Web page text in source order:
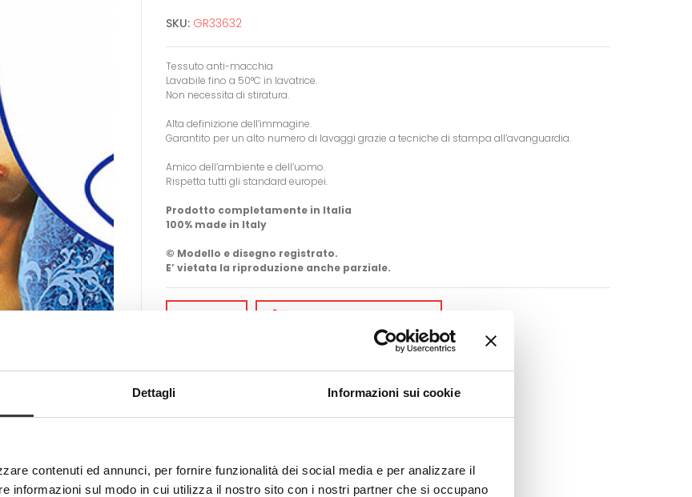
Dettagli Informazioni sui cookie
contenuti ed annunci, per fornire funzionalità dei social media e per analizzare il
informazioni sul modo in cui utilizza il nostro sito con i nostri partner che si occupano
SKU: GR33632
Tessuto anti-macchia
Lavabile fino a 50°C in lavatrice.
Non necessita di stiratura.
Alta definizione dell’immagine.
Garantito per un alto numero di lavaggi grazie a tecniche di stampa all’avanguardia.
Amico dell’ambiente e dell’uomo.
Rispetta tutti gli standard europei.
Prodotto completamente in Italia
100% made in Italy
© Modello e disegno registrato.
E’ vietata la riproduzione anche parziale.